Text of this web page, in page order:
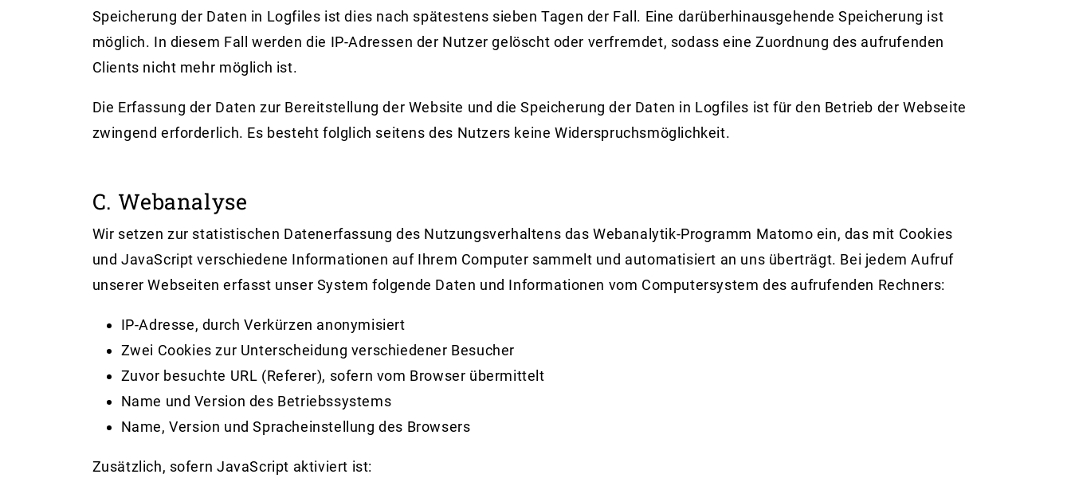
Speicherung der Daten in Logfiles ist dies nach spätestens sieben Tagen der Fall. Eine darüberhinausgehende Speicherung ist
möglich. In diesem Fall werden die IP-Adressen der Nutzer gelöscht oder verfremdet, sodass eine Zuordnung des aufrufenden
Clients nicht mehr möglich ist.
Die Erfassung der Daten zur Bereitstellung der Website und die Speicherung der Daten in Logfiles ist für den Betrieb der Webseite
zwingend erforderlich. Es besteht folglich seitens des Nutzers keine Widerspruchsmöglichkeit.
C. Webanalyse
Wir setzen zur statistischen Datenerfassung des Nutzungsverhaltens das Webanalytik-Programm Matomo ein, das mit Cookies
und JavaScript verschiedene Informationen auf Ihrem Computer sammelt und automatisiert an uns überträgt. Bei jedem Aufruf
unserer Webseiten erfasst unser System folgende Daten und Informationen vom Computersystem des aufrufenden Rechners:
IP-Adresse, durch Verkürzen anonymisiert
Zwei Cookies zur Unterscheidung verschiedener Besucher
Zuvor besuchte URL (Referer), sofern vom Browser übermittelt
Name und Version des Betriebssystems
Name, Version und Spracheinstellung des Browsers
Zusätzlich, sofern JavaScript aktiviert ist: